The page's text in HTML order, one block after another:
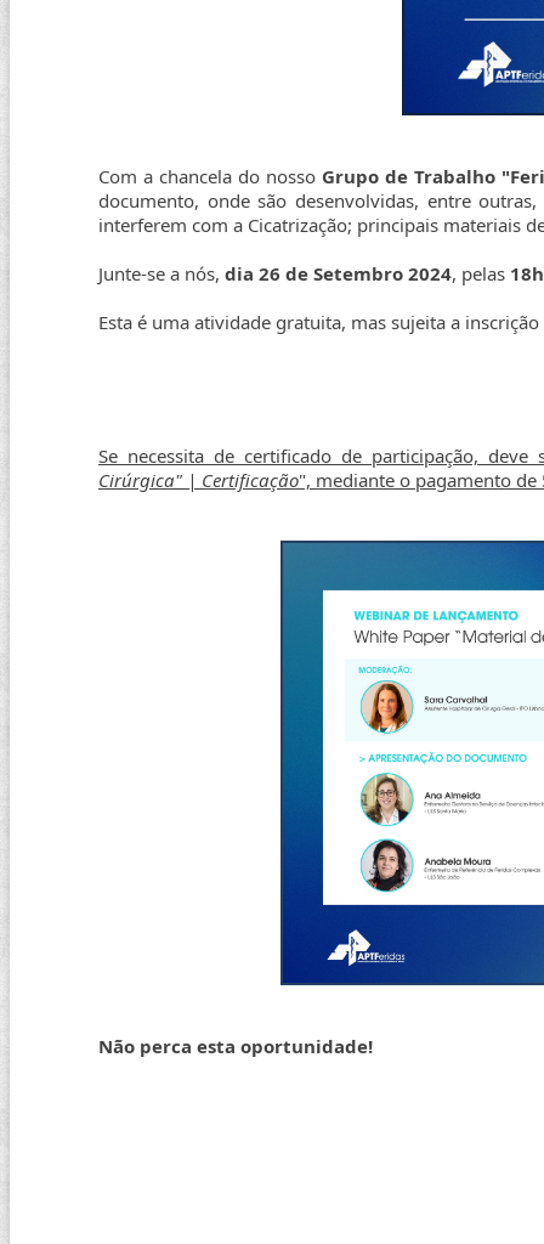
Com a chancela do nosso Grupo de Trabalho
documento, onde são desenvolvidas, entre
interferem com a Cicatrização; principais materiais
Junte-se a nós, dia 26 de Setembro 2024, pelas
Esta é uma atividade gratuita, mas sujeita a
Se necessita de certificado de participação,
Cirúrgica" | Certificação", mediante o pagamento de
Não perca esta oportunidade!